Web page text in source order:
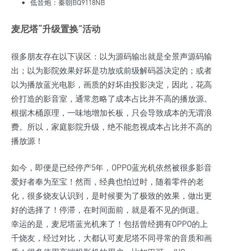
低音炮：秦朝BQ9118NB
麦尼塔“升级置换”活动
很多朋友存在以下误区：以为源码输出就是全景声源码输
出；以为影院效果好坏是功放或前级解码器决定的；或者
以为播放蓝光电影，画质的好坏由投影决定，因此，花高
价打造的影音室，通常忽略了成本占比并不高的播放源。
根据木桶原理，一味地增加长板，只会导致成本的无谓浪
费。所以，家庭影院升级，绝不能忽视成本占比并不高的
播放源！
如今，即便是已经停产5年，OPPO蓝光机依然被很多影音
爱好者奉为至宝！然而，经典也怕过时，随着零件的老
化，很多烧友认识到，是时候要为了极致的效果，做出更
好的选择了！停滞，在时间面前，就是看不见的倒退。
幸运的是，麦尼塔蓝光机来了！包括曾经拥有OPPO的上
千烧友，经过对比，大都认可麦尼塔不同寻常的音质和画